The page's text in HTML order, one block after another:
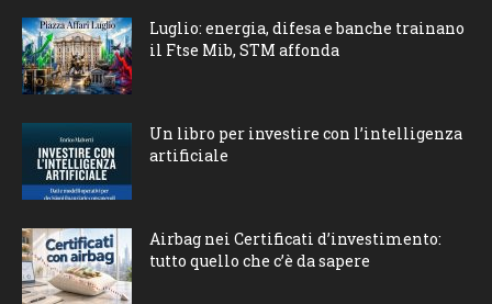
Luglio: energia, difesa e banche trainano
il Ftse Mib, STM affonda
Un libro per investire con l’intelligenza
artificiale
Airbag nei Certificati d’investimento:
tutto quello che c’è da sapere